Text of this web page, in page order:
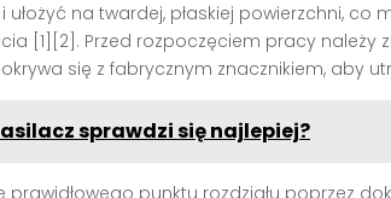
na twardej, płaskiej powierzchni, co
[1][2]. Przed rozpoczęciem pracy należy
się z fabrycznym znacznikiem, aby
sprawdzi się najlepiej?